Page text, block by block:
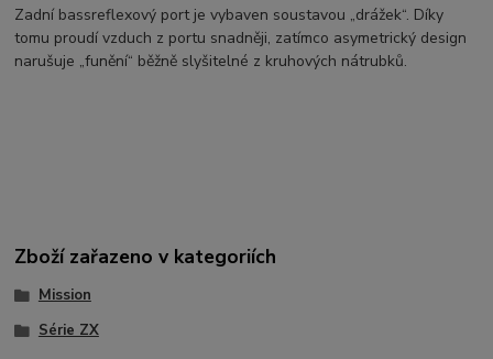
Zadní bassreflexový port je vybaven soustavou „drážek“. Díky
tomu proudí vzduch z portu snadněji, zatímco asymetrický design
narušuje „funění“ běžně slyšitelné z kruhových nátrubků.
Zboží zařazeno v kategoriích
Mission
Série ZX